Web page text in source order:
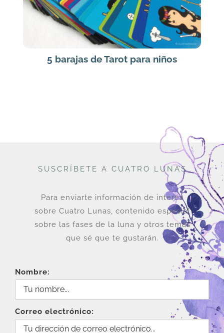
5 barajas de Tarot para niños
SUSCRÍBETE A CUATRO LUNAS
Para enviarte información de interés
sobre Cuatro Lunas, contenido especial
sobre las fases de la luna y otros temas
que sé que te gustarán.
Nombre:
Correo electrónico: